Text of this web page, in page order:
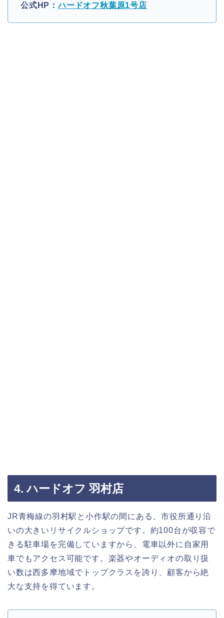
公式HP：ハードオフ秋葉原1号店
4. ハードオフ 羽村店
JR青梅線の羽村駅と小作駅の間にある、市役所通り沿
いの大きいリサイクルショップです。約100台が収容で
きる駐車場を完備していますから、電車以外に自家用
車でもアクセス可能です。楽器やオーディオの取り扱
い数は西多摩地域でトップクラスを誇り、顧客から絶
大な支持を得ています。